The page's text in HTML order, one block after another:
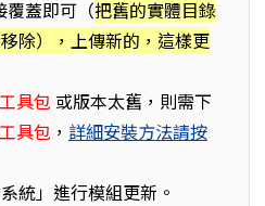
蓋即可（把舊的實體目錄
除），上傳新的，這樣更
具包 或版本太舊，則需下
具包 ， 詳細安裝方法請按
統」進行模組更新。